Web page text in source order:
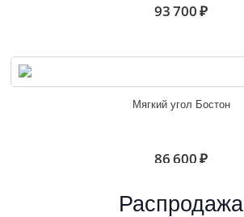
93 700 ₽
Мягкий угол Бостон
86 600 ₽
Распродажа